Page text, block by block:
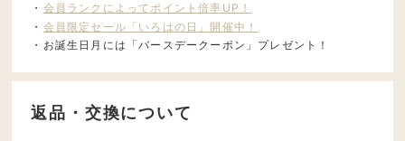
・ 会員ランクによってポイント倍率UP！
・ 会員限定セール「いろはの日」開催中！
・お誕生日月には「バースデークーポン」プレゼント！
返品・交換について